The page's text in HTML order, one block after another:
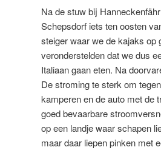
Na de stuw bij
Schepsdorf iets ten oosten
steiger waar we de kajaks op
veronderstelden dat we dus
Italiaan gaan eten. Na
De stroming te sterk om
kamperen en de auto met de
goed bevaarbare
op een landje waar schapen
maar daar liepen pinken met